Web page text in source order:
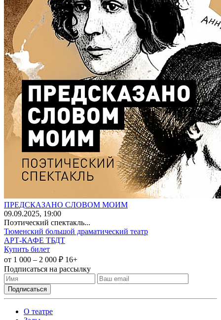
ПРЕДСКАЗАНО СЛОВОМ МОИМ
09.09.2025, 19:00
Поэтический спектакль...
Тюменский большой драматический театр
АРТ-КАФЕ ТБДТ
Купить билет
от 1 000 – 2 000 ₽ 16+
Подписаться на рассылку
О театре